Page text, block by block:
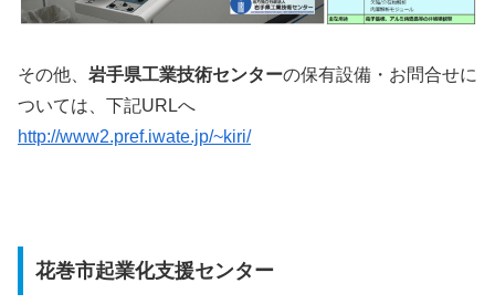
その他、 岩手県工業技術センターの保有設備・お問合せに
ついては、下記URLへ
http://www2.pref.iwate.jp/~kiri/
花巻市起業化支援センター